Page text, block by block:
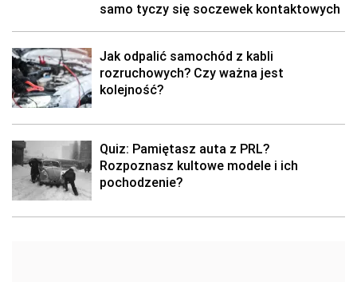
samo tyczy się soczewek kontaktowych
Jak odpalić samochód z kabli
rozruchowych? Czy ważna jest
kolejność?
Quiz: Pamiętasz auta z PRL?
Rozpoznasz kultowe modele i ich
pochodzenie?